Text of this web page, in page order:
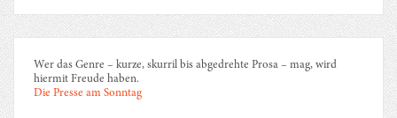
Wer das Genre – kurze, skurril bis abgedrehte Prosa – mag, wird
hiermit Freude haben.
Die Presse am Sonntag